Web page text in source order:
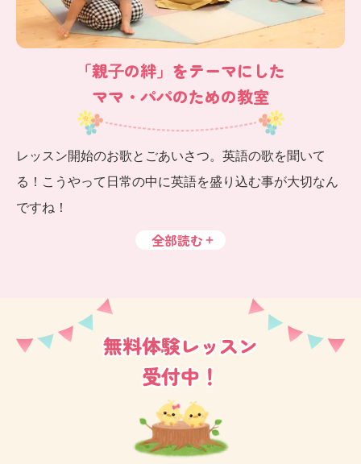
「親⼦の絆」をテーマにした
ママ・パパのための教室
レッスン開始のお歌とごあいさつ。英語の歌を聞いて
る！こうやって日常の中に英語を盛り込む事が大切なん
ですね！
全部読む
無料体験レッスン
受付中！